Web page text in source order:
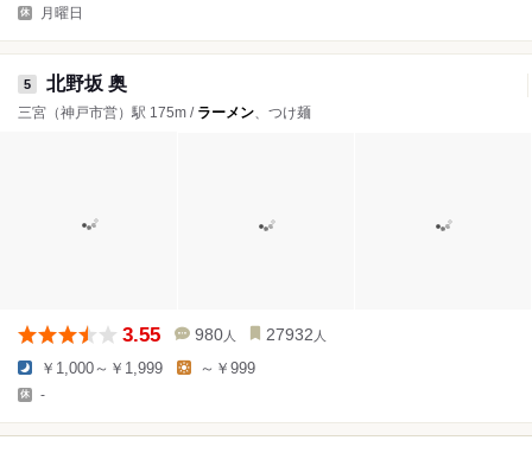
月曜日
5 北野坂 奥
三宮（神戸市営）駅 175m / ラーメン、つけ麺
3.55 980 人 27932 人
￥1,000～￥1,999 ～￥999
-